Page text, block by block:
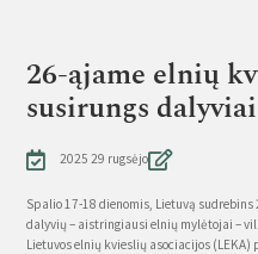
26-ąjame elnių
susirungs
2025 29 rugsėjo
Spalio 17-18 dienomis, Lietuvą
dalyvių – aistringiausi elnių mylėtojai –
Lietuvos elnių kvieslių asociacijos (LEKA)